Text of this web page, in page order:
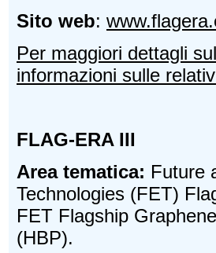
Sito web:
Per maggiori dettagli
informazioni sulle
FLAG-ERA III
Area tematica: Future
Technologies (FET)
FET Flagship
(HBP).